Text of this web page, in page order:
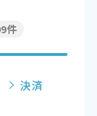
件
決済